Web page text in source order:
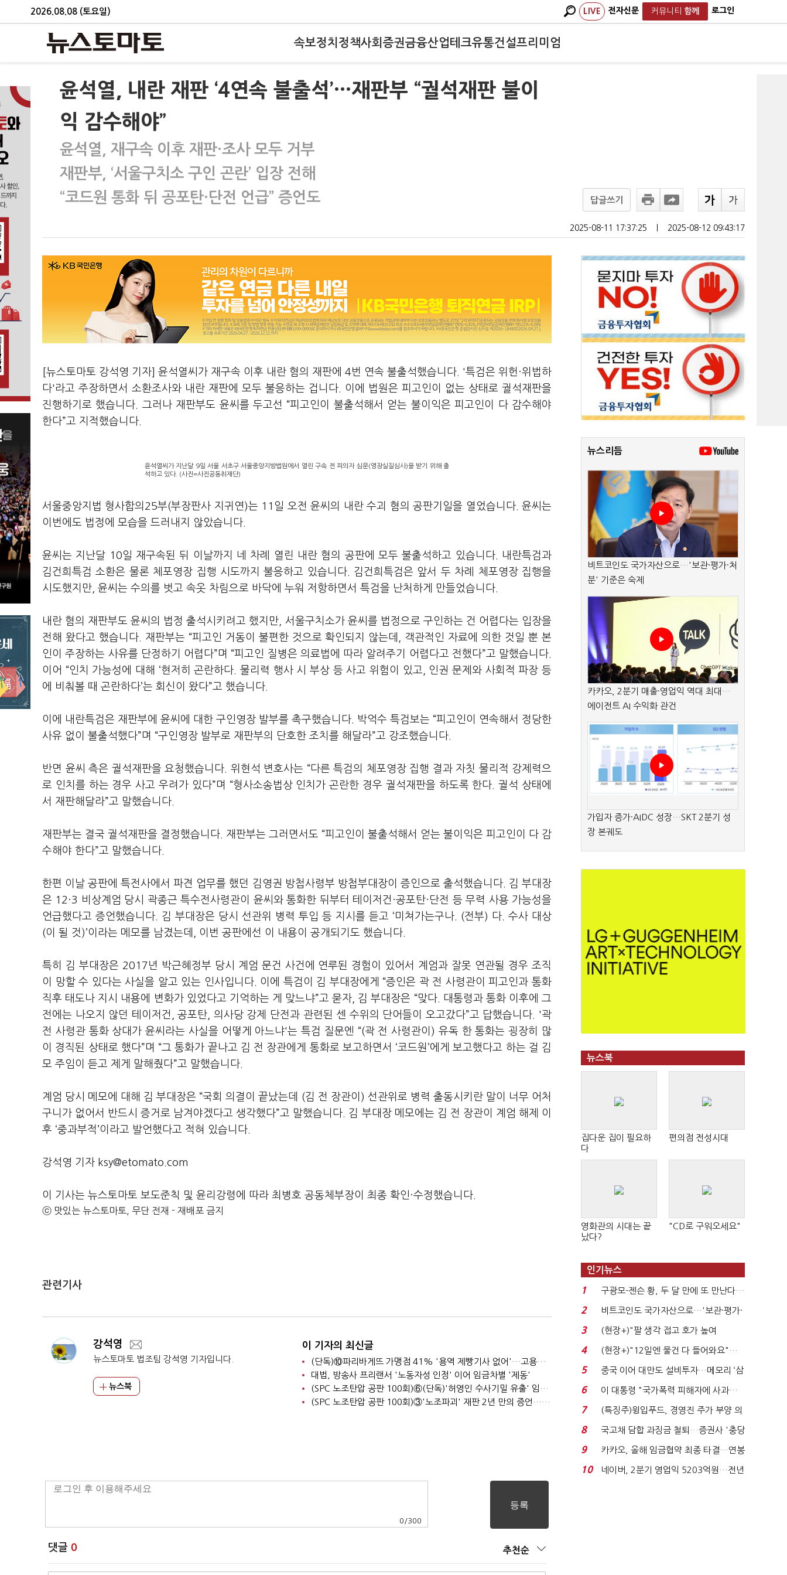
2026.08.08 (토요일) LIVE 전자신문 커뮤니티 함께 로그인
속보정치 정책사회 증권금융산업테크유통건설프리미엄
윤석열, 내란 재판 ‘4연속 불출석’…재판부 “궐석재판 불이
익 감수해야”
윤석열, 재구속 이후 재판·조사 모두 거부
재판부, ‘서울구치소 구인 곤란’ 입장 전해
“코드원 통화 뒤 공포탄·단전 언급” 증언도
답글쓰기
2025-08-11 17:37:25 2025-08-12 09:43:17
[뉴스토마토 강석영 기자] 윤석열씨가 재구속 이후 내란 혐의 재판에 4번 연속 불출석했습니다. '특검은 위헌·위법하
다'라고 주장하면서 소환조사와 내란 재판에 모두 불응하는 겁니다. 이에 법원은 피고인이 없는 상태로 궐석재판을
진행하기로 했습니다. 그러나 재판부도 윤씨를 두고선 “피고인이 불출석해서 얻는 불이익은 피고인이 다 감수해야
한다”고 지적했습니다.
윤석열씨가 지난달 9일 서울 서초구 서울중앙지방법원에서 열린 구속 전 피의자 심문(영장실질심사)을 받기 위해 출
석하고 있다. (사진=사진공동취재단)
서울중앙지법 형사합의25부(부장판사 지귀연)는 11일 오전 윤씨의 내란 수괴 혐의 공판기일을 열었습니다. 윤씨는
이번에도 법정에 모습을 드러내지 않았습니다.
윤씨는 지난달 10일 재구속된 뒤 이날까지 네 차례 열린 내란 혐의 공판에 모두 불출석하고 있습니다. 내란특검과
김건희특검 소환은 물론 체포영장 집행 시도까지 불응하고 있습니다. 김건희특검은 앞서 두 차례 체포영장 집행을
시도했지만, 윤씨는 수의를 벗고 속옷 차림으로 바닥에 누워 저항하면서 특검을 난처하게 만들었습니다.
내란 혐의 재판부도 윤씨의 법정 출석시키려고 했지만, 서울구치소가 윤씨를 법정으로 구인하는 건 어렵다는 입장을
전해 왔다고 했습니다. 재판부는 “피고인 거동이 불편한 것으로 확인되지 않는데, 객관적인 자료에 의한 것일 뿐 본
인이 주장하는 사유를 단정하기 어렵다”며 “피고인 질병은 의료법에 따라 알려주기 어렵다고 전했다”고 말했습니다.
이어 “인치 가능성에 대해 ‘현저히 곤란하다. 물리력 행사 시 부상 등 사고 위험이 있고, 인권 문제와 사회적 파장 등
에 비춰볼 때 곤란하다’는 회신이 왔다”고 했습니다.
이에 내란특검은 재판부에 윤씨에 대한 구인영장 발부를 촉구했습니다. 박억수 특검보는 “피고인이 연속해서 정당한
사유 없이 불출석했다”며 “구인영장 발부로 재판부의 단호한 조치를 해달라”고 강조했습니다.
반면 윤씨 측은 궐석재판을 요청했습니다. 위현석 변호사는 “다른 특검의 체포영장 집행 결과 자칫 물리적 강제력으
로 인치를 하는 경우 사고 우려가 있다”며 “형사소송법상 인치가 곤란한 경우 궐석재판을 하도록 한다. 궐석 상태에
서 재판해달라”고 말했습니다.
재판부는 결국 궐석재판을 결정했습니다. 재판부는 그러면서도 “피고인이 불출석해서 얻는 불이익은 피고인이 다 감
수해야 한다”고 말했습니다.
한편 이날 공판에 특전사에서 파견 업무를 했던 김영권 방첩사령부 방첩부대장이 증인으로 출석했습니다. 김 부대장
은 12·3 비상계엄 당시 곽종근 특수전사령관이 윤씨와 통화한 뒤부터 테이저건·공포탄·단전 등 무력 사용 가능성을
언급했다고 증언했습니다. 김 부대장은 당시 선관위 병력 투입 등 지시를 듣고 ‘미쳐가는구나. (전부) 다. 수사 대상
(이 될 것)’이라는 메모를 남겼는데, 이번 공판에선 이 내용이 공개되기도 했습니다.
특히 김 부대장은 2017년 박근혜정부 당시 계엄 문건 사건에 연루된 경험이 있어서 계엄과 잘못 연관될 경우 조직
이 망할 수 있다는 사실을 알고 있는 인사입니다. 이에 특검이 김 부대장에게 “증인은 곽 전 사령관이 피고인과 통화
직후 태도나 지시 내용에 변화가 있었다고 기억하는 게 맞느냐”고 묻자, 김 부대장은 “맞다. 대통령과 통화 이후에 그
전에는 나오지 않던 테이저건, 공포탄, 의사당 강제 단전과 관련된 센 수위의 단어들이 오고갔다”고 답했습니다. '곽
전 사령관 통화 상대가 윤씨라는 사실을 어떻게 아느냐'는 특검 질문엔 “(곽 전 사령관이) 유독 한 통화는 굉장히 많
이 경직된 상태로 했다”며 “그 통화가 끝나고 김 전 장관에게 통화로 보고하면서 ‘코드원’에게 보고했다고 하는 걸 김
모 주임이 듣고 제게 말해줬다”고 말했습니다.
계엄 당시 메모에 대해 김 부대장은 “국회 의결이 끝났는데 (김 전 장관이) 선관위로 병력 출동시키란 말이 너무 어처
구니가 없어서 반드시 증거로 남겨야겠다고 생각했다”고 말했습니다. 김 부대장 메모에는 김 전 장관이 계엄 해제 이
후 ‘중과부적’이라고 발언했다고 적혀 있습니다.
강석영 기자 ksy@etomato.com
이 기사는 뉴스토마토 보도준칙 및 윤리강령에 따라 최병호 공동체부장이 최종 확인·수정했습니다.
ⓒ 맛있는 뉴스토마토, 무단 전재 - 재배포 금지
관련기사
강석영
뉴스토마토 법조팀 강석영 기자입니다.
뉴스북
이 기자의 최신글
(단독)⑩파리바게뜨 가맹점 41% '용역 제빵기사 없어'…고용불안 속 브랜드가치도 '흔들'
대법, 방송사 프리랜서 '노동자성 인정' 이어 임금차별 '제동'
(SPC 노조탄압 공판 100회)⑥(단독)'허영인 수사기밀 유출' 임원, 출소하자 '억대 연봉' 고문으로
(SPC 노조탄압 공판 100회)③'노조파괴' 재판 2년 만의 증언…파리바게뜨 지회장 "허영인에 엄벌을"
0 /300
댓글 0 추천순
뉴스리듬
비트코인도 국가자산으로…'보관·평가·처
분' 기준은 숙제
카카오, 2분기 매출·영업익 역대 최대…
에이전트 AI 수익화 관건
가입자 증가·AIDC 성장…SKT 2분기 성
장 본궤도
뉴스북
집다운 집이 필요하
다
편의점 전성시대
영화관의 시대는 끝
났다?
"CD로 구워오세요"
인기뉴스
1
구광모-젠슨 황, 두 달 만에 또 만난다…
로봇·AI 등 논...
2
비트코인도 국가자산으로…'보관·평가·
처분' 기준은 ...
3
(현장+)"팔 생각 접고 호가 높여
요"…'덜 똘똘한 한 채' 20...
4
(현장+)"12일엔 물건 다 들어와요"…
빈 매대 채우며 문 연 ...
5
중국 이어 대만도 설비투자…메모리 ‘삼
국전쟁’
6
이 대통령 "국가폭력 피해자에 사과…
적극적 조사로 진...
7
(특징주)윙입푸드, 경영진 주가 부양 의
지에 상한가...
8
국고채 담합 과징금 철퇴…증권사 '충당
금 폭탄' 우려...
9
카카오, 올해 임금협약 최종 타결…연봉
6.3% 인상·격려...
10
네이버, 2분기 영업익 5203억원…전년